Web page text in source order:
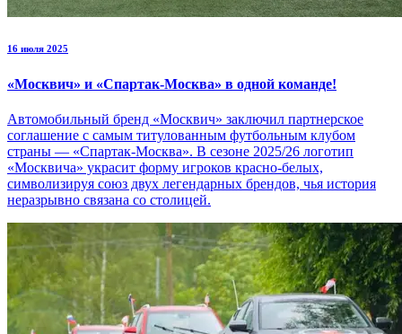
16 июля 2025
«Москвич» и «Спартак-Москва» в одной команде!
Автомобильный бренд «Москвич» заключил партнерское
соглашение с самым титулованным футбольным клубом
страны — «Спартак-Москва». В сезоне 2025/26 логотип
«Москвича» украсит форму игроков красно-белых,
символизируя союз двух легендарных брендов, чья история
неразрывно связана со столицей.